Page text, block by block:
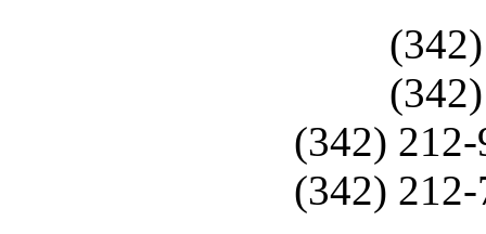
(342)
(342)